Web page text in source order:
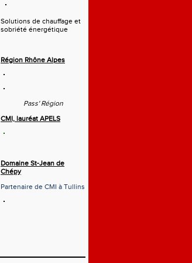
Solutions de chauffage et
sobriété énergétique
Région Rhône Alpes
Pass' Région
CMI, lauréat APELS
Domaine St-Jean de
Chépy
Partenaire de CMI à Tullins